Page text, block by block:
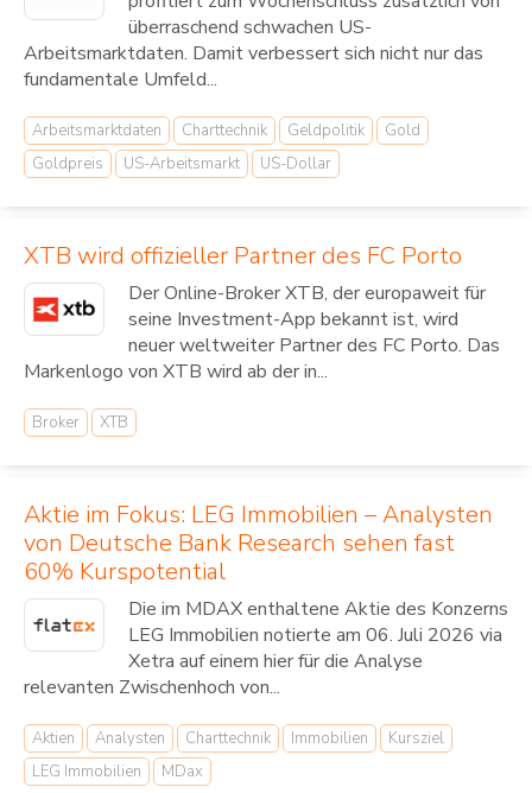
überraschend schwachen US-
Arbeitsmarktdaten. Damit verbessert sich nicht nur das
fundamentale Umfeld...
Arbeitsmarktdaten Charttechnik Geldpolitik
Gold
Goldpreis
US-Arbeitsmarkt US-Dollar
XTB wird offizieller Partner des FC Porto
Der Online-Broker XTB, der europaweit für
seine Investment-App bekannt ist, wird
neuer weltweiter Partner des FC Porto. Das
Markenlogo von XTB wird ab der in...
Broker XTB
Aktie im Fokus: LEG Immobilien – Analysten
von Deutsche Bank Research sehen fast
60% Kurspotential
Die im MDAX enthaltene Aktie des Konzerns
LEG Immobilien notierte am 06. Juli 2026 via
Xetra auf einem hier für die Analyse
relevanten Zwischenhoch von...
Aktien Analysten Charttechnik Immobilien
Kursziel
LEG Immobilien
MDax